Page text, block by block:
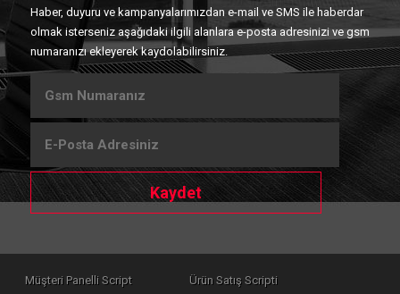
Haber, duyuru ve kampanyalarımızdan e-mail ve SMS ile haberdar
olmak isterseniz aşağıdaki ilgili alanlara e-posta adresinizi ve gsm
numaranızı ekleyerek kaydolabilirsiniz.
Kaydet
Müşteri Panelli Script
Ürün Satış Scripti